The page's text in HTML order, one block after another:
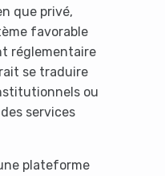
que privé,
favorable
réglementaire
se traduire
ou
services
plateforme